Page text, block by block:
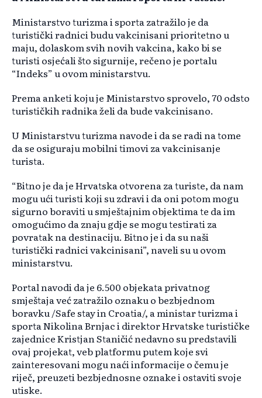
Ministarstvo turizma i sporta zatražilo je da
turistički radnici budu vakcinisani prioritetno u
maju, dolaskom svih novih vakcina, kako bi se
turisti osjećali što sigurnije, rečeno je portalu
“Indeks” u ovom ministarstvu.
Prema anketi koju je Ministarstvo sprovelo, 70 odsto
turističkih radnika želi da bude vakcinisano.
U Ministarstvu turizma navode i da se radi na tome
da se osiguraju mobilni timovi za vakcinisanje
turista.
“Bitno je da je Hrvatska otvorena za turiste, da nam
mogu ući turisti koji su zdravi i da oni potom mogu
sigurno boraviti u smještajnim objektima te da im
omogućimo da znaju gdje se mogu testirati za
povratak na destinaciju. Bitno je i da su naši
turistički radnici vakcinisani”, naveli su u ovom
ministarstvu.
Portal navodi da je 6.500 objekata privatnog
smještaja već zatražilo oznaku o bezbjednom
boravku /Safe stay in Croatia/, a ministar turizma i
sporta Nikolina Brnjac i direktor Hrvatske turističke
zajednice Kristjan Staničić nedavno su predstavili
ovaj projekat, veb platformu putem koje svi
zainteresovani mogu naći informacije o čemu je
riječ, preuzeti bezbjednosne oznake i ostaviti svoje
utiske.